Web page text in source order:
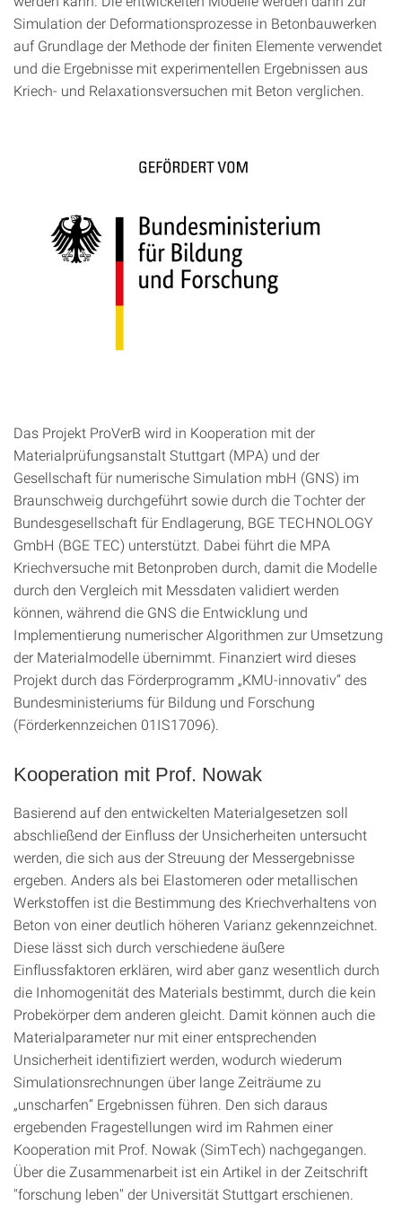
Simulation der Deformationsprozesse in Betonbauwerken
auf Grundlage der Methode der finiten Elemente verwendet
und die Ergebnisse mit experimentellen Ergebnissen aus
Kriech- und Relaxationsversuchen mit Beton verglichen.
Das Projekt ProVerB wird in Kooperation mit der
Materialprüfungsanstalt Stuttgart (MPA) und der
Gesellschaft für numerische Simulation mbH (GNS) im
Braunschweig durchgeführt sowie durch die Tochter der
Bundesgesellschaft für Endlagerung, BGE TECHNOLOGY
GmbH (BGE TEC) unterstützt. Dabei führt die MPA
Kriechversuche mit Betonproben durch, damit die Modelle
durch den Vergleich mit Messdaten validiert werden
können, während die GNS die Entwicklung und
Implementierung numerischer Algorithmen zur Umsetzung
der Materialmodelle übernimmt. Finanziert wird dieses
Projekt durch das Förderprogramm „KMU-innovativ“ des
Bundesministeriums für Bildung und Forschung
(Förderkennzeichen 01IS17096).
Kooperation mit Prof. Nowak
Basierend auf den entwickelten Materialgesetzen soll
abschließend der Einfluss der Unsicherheiten untersucht
werden, die sich aus der Streuung der Messergebnisse
ergeben. Anders als bei Elastomeren oder metallischen
Werkstoffen ist die Bestimmung des Kriechverhaltens von
Beton von einer deutlich höheren Varianz gekennzeichnet.
Diese lässt sich durch verschiedene äußere
Einflussfaktoren erklären, wird aber ganz wesentlich durch
die Inhomogenität des Materials bestimmt, durch die kein
Probekörper dem anderen gleicht. Damit können auch die
Materialparameter nur mit einer entsprechenden
Unsicherheit identifiziert werden, wodurch wiederum
Simulationsrechnungen über lange Zeiträume zu
„unscharfen“ Ergebnissen führen. Den sich daraus
ergebenden Fragestellungen wird im Rahmen einer
Kooperation mit Prof. Nowak (SimTech) nachgegangen.
Über die Zusammenarbeit ist ein Artikel in der Zeitschrift
"forschung leben" der Universität Stuttgart erschienen.